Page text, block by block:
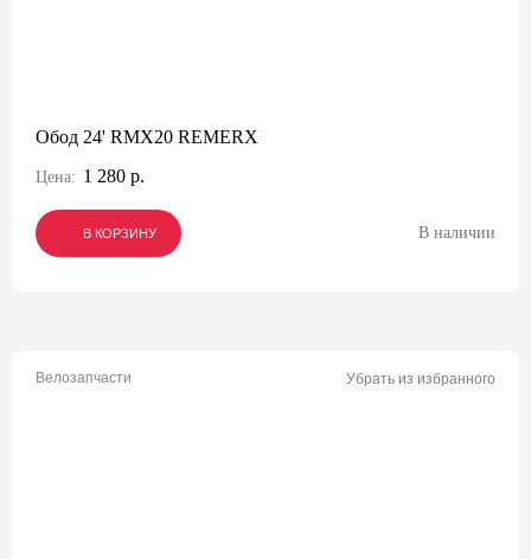
Обод 24' RMX20 REMERX
Цена: 1 280 р.
В КОРЗИНУ
В КОРЗИНУ
В КОРЗИНУ В наличии
Велозапчасти Убрать из избранного